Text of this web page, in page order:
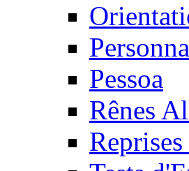
Pessoa
Rênes